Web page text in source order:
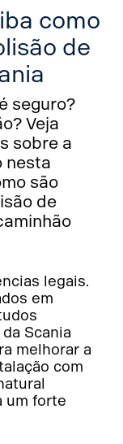
como
de
seguro?
Veja
sobre a
nesta
são
de
legais.
em
Scania
melhorar a
com
um forte